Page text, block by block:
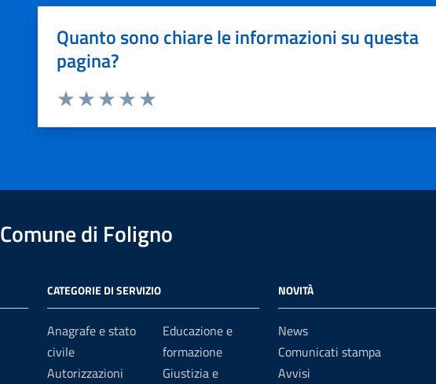
Quanto sono chiare le informazioni su questa
pagina?
Comune di Foligno
CATEGORIE DI SERVIZIO
Anagrafe e stato
civile
Autorizzazioni
Educazione e
formazione
Giustizia e
NOVITÀ
News
Comunicati stampa
Avvisi